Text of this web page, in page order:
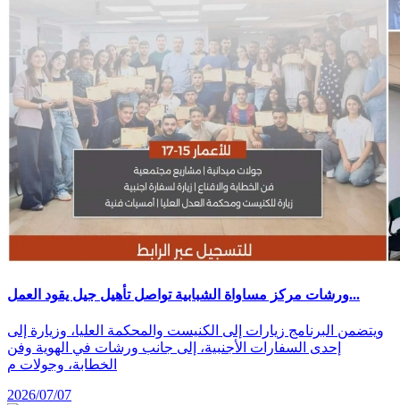
ورشات مركز مساواة الشبابية تواصل تأهيل جيل يقود العمل...
ويتضمن البرنامج زيارات إلى الكنيست والمحكمة العليا، وزيارة إلى
إحدى السفارات الأجنبية، إلى جانب ورشات في الهوية وفن
الخطابة، وجولات م
2026/07/07